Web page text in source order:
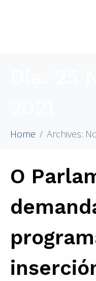
Home Archives:
O